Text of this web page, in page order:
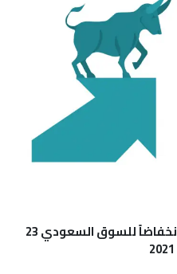
الأسهم الأكثر إرتفاعاً و الأكثر إنخفاضاً للسوق السعودي 23